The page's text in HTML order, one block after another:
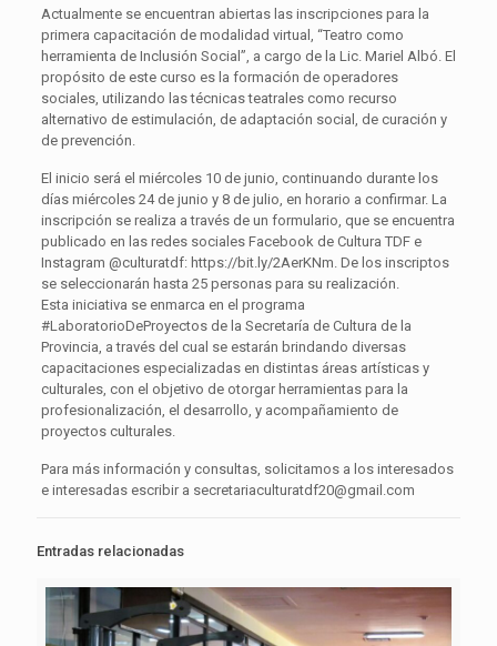
Actualmente se encuentran abiertas las inscripciones para la
primera capacitación de modalidad virtual, “Teatro como
herramienta de Inclusión Social”, a cargo de la Lic. Mariel Albó. El
propósito de este curso es la formación de operadores
sociales, utilizando las técnicas teatrales como recurso
alternativo de estimulación, de adaptación social, de curación y
de prevención.
El inicio será el miércoles 10 de junio, continuando durante los
días miércoles 24 de junio y 8 de julio, en horario a confirmar. La
inscripción se realiza a través de un formulario, que se encuentra
publicado en las redes sociales Facebook de Cultura TDF e
Instagram @culturatdf: https://bit.ly/2AerKNm. De los inscriptos
se seleccionarán hasta 25 personas para su realización.
Esta iniciativa se enmarca en el programa
#LaboratorioDeProyectos de la Secretaría de Cultura de la
Provincia, a través del cual se estarán brindando diversas
capacitaciones especializadas en distintas áreas artísticas y
culturales, con el objetivo de otorgar herramientas para la
profesionalización, el desarrollo, y acompañamiento de
proyectos culturales.
Para más información y consultas, solicitamos a los interesados
e interesadas escribir a secretariaculturatdf20@gmail.com
Entradas relacionadas